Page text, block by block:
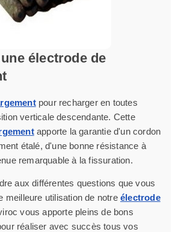
électrode de
pour recharger en toutes
verticale descendante. Cette
apporte la garantie d'un cordon
étalé, d'une bonne résistance à
remarquable à la fissuration.
aux différentes questions que vous
meilleure utilisation de notre électrode
vous apporte pleins de bons
réaliser avec succès tous vos